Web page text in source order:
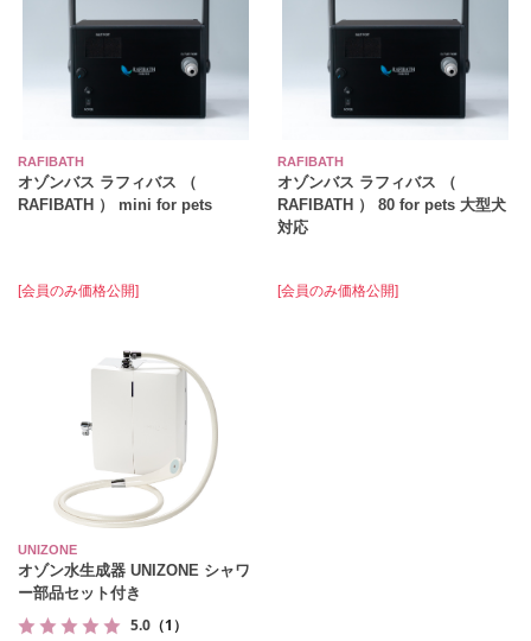
RAFIBATH
オゾンバス ラフィバス （
RAFIBATH ） mini for pets
[会員のみ価格公開]
RAFIBATH
オゾンバス ラフィバス （
RAFIBATH ） 80 for pets 大型犬
対応
[会員のみ価格公開]
UNIZONE
オゾン水生成器 UNIZONE シャワ
ー部品セット付き
5.0 （1）